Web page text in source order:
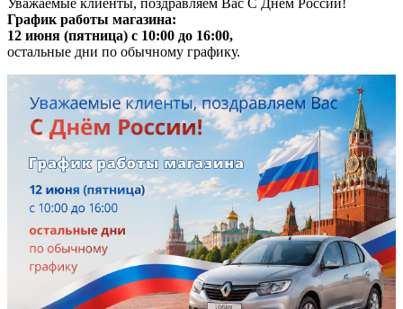
График работы магазина:
12 июня (пятница) с 10:00 до 16:00,
остальные дни по обычному графику.